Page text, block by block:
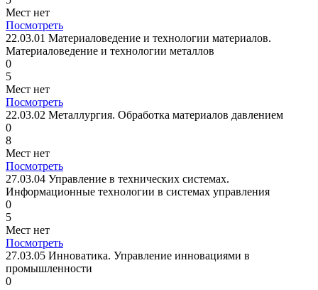
Мест нет
Посмотреть
22.03.01 Материаловедение и технологии материалов.
Материаловедение и технологии металлов
0
5
Мест нет
Посмотреть
22.03.02 Металлургия. Обработка материалов давлением
0
8
Мест нет
Посмотреть
27.03.04 Управление в технических системах.
Информационные технологии в системах управления
0
5
Мест нет
Посмотреть
27.03.05 Инноватика. Управление инновациями в
промышленности
0